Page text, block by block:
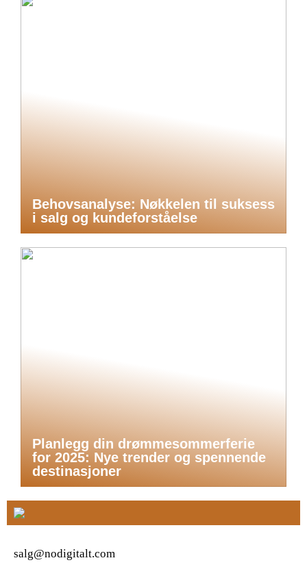
Behovsanalyse: Nøkkelen til suksess
i salg og kundeforståelse
Planlegg din drømmesommerferie
for 2025: Nye trender og spennende
destinasjoner
salg@nodigitalt.com